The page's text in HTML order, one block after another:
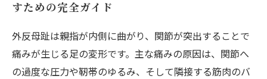
すための完全ガイド
外反母趾は親指が内側に曲がり、関節が突出することで
痛みが生じる足の変形です。主な痛みの原因は、関節へ
の過度な圧力や靭帯のゆるみ、そして隣接する筋肉のバ